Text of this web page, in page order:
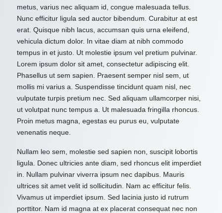
metus, varius nec aliquam id, congue malesuada tellus.
Nunc efficitur ligula sed auctor bibendum. Curabitur at est
erat. Quisque nibh lacus, accumsan quis urna eleifend,
vehicula dictum dolor. In vitae diam at nibh commodo
tempus in et justo. Ut molestie ipsum vel pretium pulvinar.
Lorem ipsum dolor sit amet, consectetur adipiscing elit.
Phasellus ut sem sapien. Praesent semper nisl sem, ut
mollis mi varius a. Suspendisse tincidunt quam nisl, nec
vulputate turpis pretium nec. Sed aliquam ullamcorper nisi,
ut volutpat nunc tempus a. Ut malesuada fringilla rhoncus.
Proin metus magna, egestas eu purus eu, vulputate
venenatis neque.
Nullam leo sem, molestie sed sapien non, suscipit lobortis
ligula. Donec ultricies ante diam, sed rhoncus elit imperdiet
in. Nullam pulvinar viverra ipsum nec dapibus. Mauris
ultrices sit amet velit id sollicitudin. Nam ac efficitur felis.
Vivamus ut imperdiet ipsum. Sed lacinia justo id rutrum
porttitor. Nam id magna at ex placerat consequat nec non